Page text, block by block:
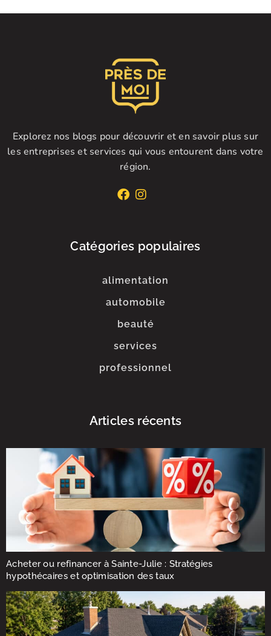
Explorez nos blogs pour découvrir et en savoir plus sur
les entreprises et services qui vous entourent dans votre
région.
Catégories populaires
alimentation
automobile
beauté
services
professionnel
Articles récents
Acheter ou refinancer à Sainte-Julie : Stratégies
hypothécaires et optimisation des taux